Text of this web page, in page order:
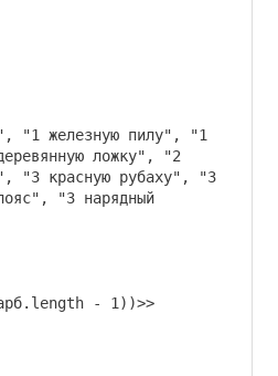
"1 железную пилу", "1
ложку", "2
"3 красную рубаху", "3
"3 нарядный
- 1))>>
"">>